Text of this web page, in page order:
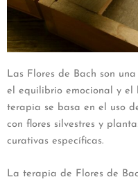
Las Flores de Bach son
el equilibrio emocional y el
terapia se basa en el uso
con flores silvestres y
curativas específicas.
La terapia de Flores de